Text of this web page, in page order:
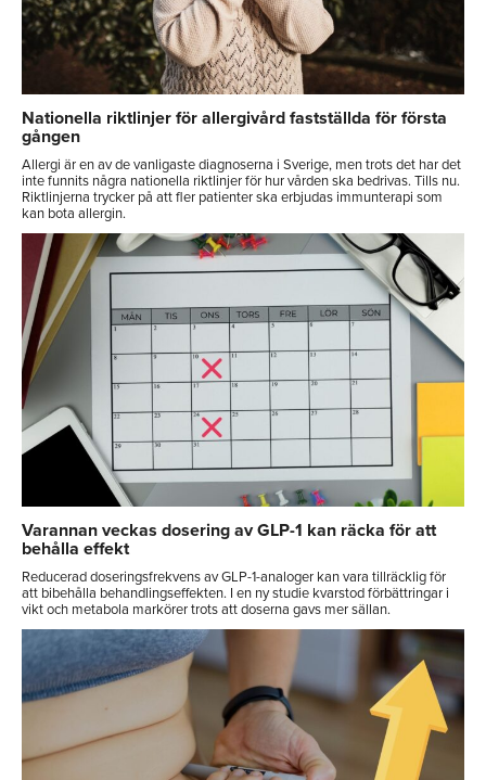
Nationella riktlinjer för allergivård fastställda för första
gången
Allergi är en av de vanligaste diagnoserna i Sverige, men trots det har det
inte funnits några nationella riktlinjer för hur vården ska bedrivas. Tills nu.
Riktlinjerna trycker på att fler patienter ska erbjudas immunterapi som
kan bota allergin.
Varannan veckas dosering av GLP-1 kan räcka för att
behålla effekt
Reducerad doseringsfrekvens av GLP-1-analoger kan vara tillräcklig för
att bibehålla behandlingseffekten. I en ny studie kvarstod förbättringar i
vikt och metabola markörer trots att doserna gavs mer sällan.